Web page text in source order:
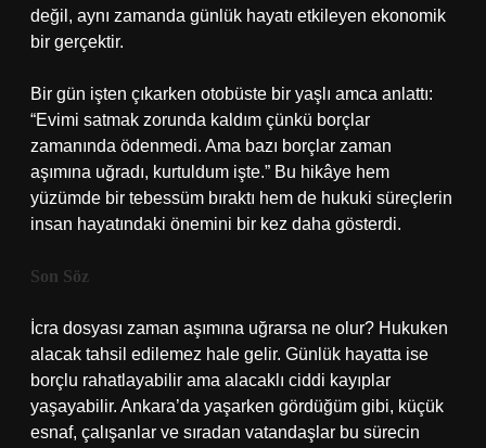
değil, aynı zamanda günlük hayatı etkileyen ekonomik
bir gerçektir.
Bir gün işten çıkarken otobüste bir yaşlı amca anlattı:
“Evimi satmak zorunda kaldım çünkü borçlar
zamanında ödenmedi. Ama bazı borçlar zaman
aşımına uğradı, kurtuldum işte.” Bu hikâye hem
yüzümde bir tebessüm bıraktı hem de hukuki süreçlerin
insan hayatındaki önemini bir kez daha gösterdi.
Son Söz
İcra dosyası zaman aşımına uğrarsa ne olur? Hukuken
alacak tahsil edilemez hale gelir. Günlük hayatta ise
borçlu rahatlayabilir ama alacaklı ciddi kayıplar
yaşayabilir. Ankara’da yaşarken gördüğüm gibi, küçük
esnaf, çalışanlar ve sıradan vatandaşlar bu sürecin